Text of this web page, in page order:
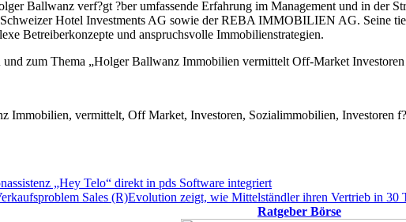
Ballwanz verf?gt ?ber umfassende Erfahrung im Management und in der
Hotel Investments AG sowie der REBA IMMOBILIEN AG. Seine
Betreiberkonzepte und anspruchsvolle Immobilienstrategien.
zum Thema „Holger Ballwanz Immobilien vermittelt Off-Market
Immobilien, vermittelt, Off Market, Investoren, Sozialimmobilien, Investoren
„Hey Telo“ direkt in pds Software integriert
Sales (R)Evolution zeigt, wie Mittelständler ihren Vertrieb in 30
Ratgeber Börse